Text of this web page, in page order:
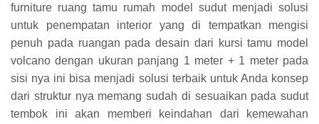
furniture ruang tamu rumah model sudut menjadi solusi
untuk penempatan interior yang di tempatkan mengisi
penuh pada ruangan pada desain dari kursi tamu model
volcano dengan ukuran panjang 1 meter + 1 meter pada
sisi nya ini bisa menjadi solusi terbaik untuk Anda konsep
dari struktur nya memang sudah di sesuaikan pada sudut
tembok ini akan memberi keindahan dari kemewahan